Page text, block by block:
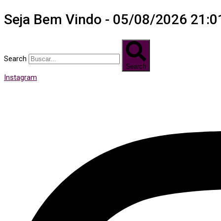
Seja Bem Vindo - 05/08/2026
Search
Search
Instagram